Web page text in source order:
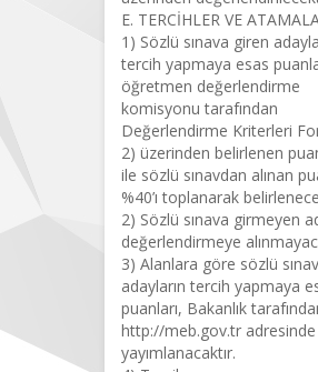
E. TERCİHLER VE
1) Sözlü sınava giren
tercih yapmaya esas
öğretmen değerlendirme
komisyonu tarafından
Değerlendirme Kriterleri
2) üzerinden belirlenen
ile sözlü sınavdan alınan
%40’ı toplanarak
2) Sözlü sınava girmeyen
değerlendirmeye
3) Alanlara göre sözlü
adayların tercih yapmaya
puanları, Bakanlık
http://meb.gov.tr adresinde
yayımlanacaktır.